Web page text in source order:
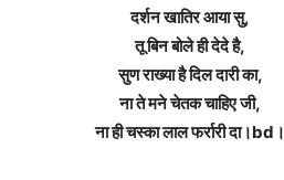
दर्शन खातिर आया सु,
तू बिन बोले ही देदे है,
सुण राख्या है दिल दारी का,
ना ते मने चेतक चाहिए जी,
ना ही चस्का लाल फर्रारी दा।bd।